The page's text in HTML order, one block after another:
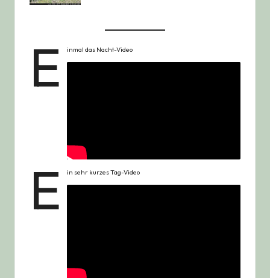
E inmal das Nacht-Video
E in sehr kurzes Tag-Video